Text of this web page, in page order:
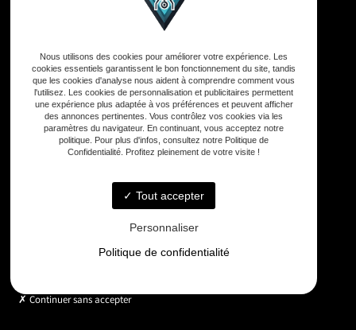
Adresse
33590 Vensac
Téléphone
06 33 48 35 75
Email
contact@gd-drones-services.fr
Horaires
Nous utilisons des cookies pour améliorer votre expérience. Les
cookies essentiels garantissent le bon fonctionnement du site, tandis
que les cookies d'analyse nous aident à comprendre comment vous
l'utilisez. Les cookies de personnalisation et publicitaires permettent
une expérience plus adaptée à vos préférences et peuvent afficher
des annonces pertinentes. Vous contrôlez vos cookies via les
paramètres du navigateur. En continuant, vous acceptez notre
politique. Pour plus d'infos, consultez notre Politique de
Confidentialité. Profitez pleinement de votre visite !
Tout accepter
Personnaliser
Politique de confidentialité
Continuer sans accepter